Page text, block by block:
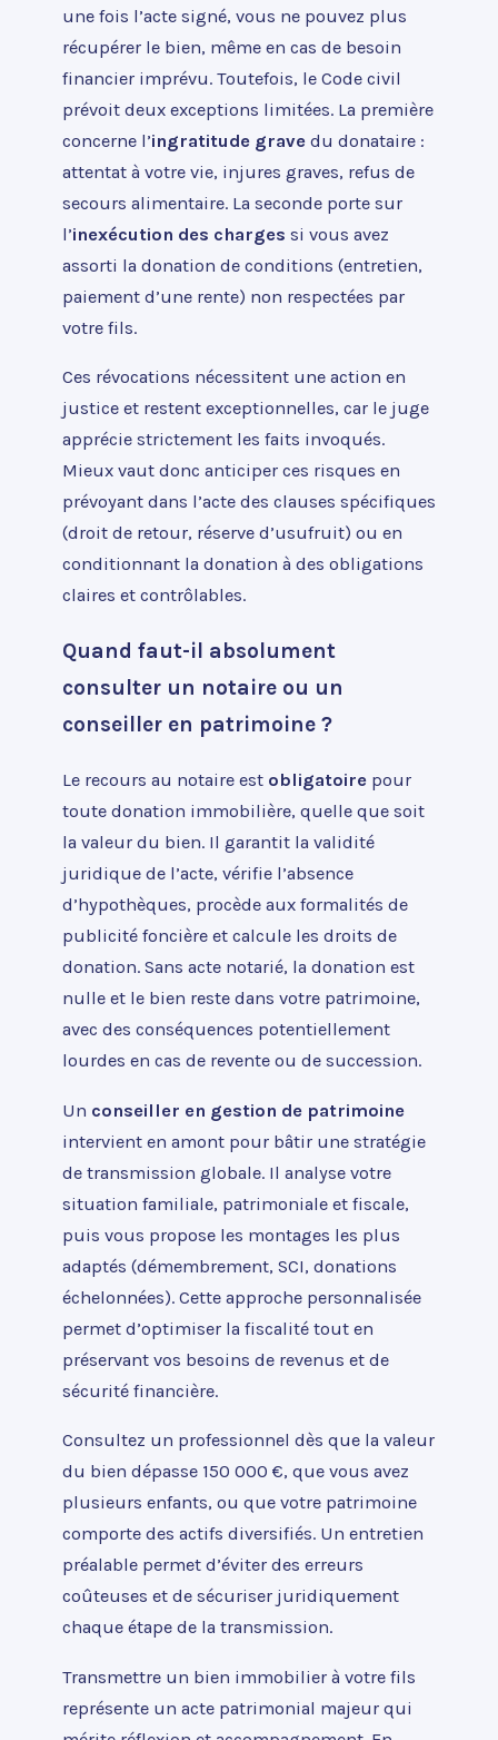
une fois l’acte signé, vous ne pouvez plus
récupérer le bien, même en cas de besoin
financier imprévu. Toutefois, le Code civil
prévoit deux exceptions limitées. La première
concerne l’ingratitude grave du donataire :
attentat à votre vie, injures graves, refus de
secours alimentaire. La seconde porte sur
l’inexécution des charges si vous avez
assorti la donation de conditions (entretien,
paiement d’une rente) non respectées par
votre fils.
Ces révocations nécessitent une action en
justice et restent exceptionnelles, car le juge
apprécie strictement les faits invoqués.
Mieux vaut donc anticiper ces risques en
prévoyant dans l’acte des clauses spécifiques
(droit de retour, réserve d’usufruit) ou en
conditionnant la donation à des obligations
claires et contrôlables.
Quand faut-il absolument
consulter un notaire ou un
conseiller en patrimoine ?
Le recours au notaire est obligatoire pour
toute donation immobilière, quelle que soit
la valeur du bien. Il garantit la validité
juridique de l’acte, vérifie l’absence
d’hypothèques, procède aux formalités de
publicité foncière et calcule les droits de
donation. Sans acte notarié, la donation est
nulle et le bien reste dans votre patrimoine,
avec des conséquences potentiellement
lourdes en cas de revente ou de succession.
Un conseiller en gestion de patrimoine
intervient en amont pour bâtir une stratégie
de transmission globale. Il analyse votre
situation familiale, patrimoniale et fiscale,
puis vous propose les montages les plus
adaptés (démembrement, SCI, donations
échelonnées). Cette approche personnalisée
permet d’optimiser la fiscalité tout en
préservant vos besoins de revenus et de
sécurité financière.
Consultez un professionnel dès que la valeur
du bien dépasse 150 000 €, que vous avez
plusieurs enfants, ou que votre patrimoine
comporte des actifs diversifiés. Un entretien
préalable permet d’éviter des erreurs
coûteuses et de sécuriser juridiquement
chaque étape de la transmission.
Transmettre un bien immobilier à votre fils
représente un acte patrimonial majeur qui